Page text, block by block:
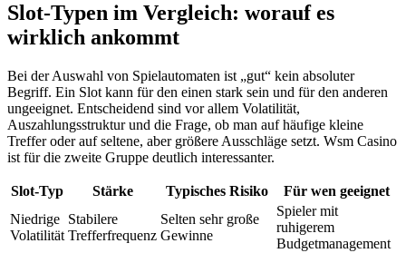
Slot-Typen im Vergleich: worauf es
wirklich ankommt
Bei der Auswahl von Spielautomaten ist „gut“ kein absoluter
Begriff. Ein Slot kann für den einen stark sein und für den anderen
ungeeignet. Entscheidend sind vor allem Volatilität,
Auszahlungsstruktur und die Frage, ob man auf häufige kleine
Treffer oder auf seltene, aber größere Ausschläge setzt. Wsm Casino
ist für die zweite Gruppe deutlich interessanter.
Slot-Typ Stärke Typisches Risiko
Für wen geeignet
Niedrige
Volatilität
Stabilere
Trefferfrequenz
Selten sehr große
Gewinne
Spieler mit
ruhigerem
Budgetmanagement